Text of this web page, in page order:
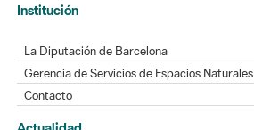
Institución
La Diputación de Barcelona
Gerencia de Servicios de Espacios Naturales
Contacto